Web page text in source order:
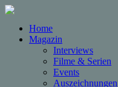
Home
Magazin
Interviews
Filme & Serien
Events
Auszeichnungen